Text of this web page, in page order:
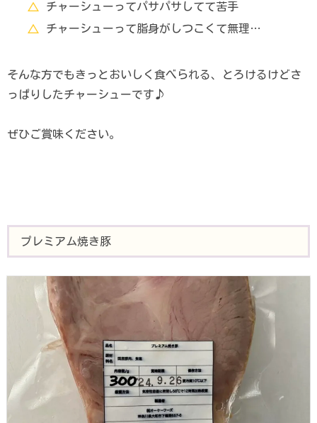
チャーシューってパサパサしてて苦手
チャーシューって脂身がしつこくて無理…
そんな方でもきっとおいしく食べられる、とろけるけどさ
っぱりしたチャーシューです♪
ぜひご賞味ください。
プレミアム焼き豚